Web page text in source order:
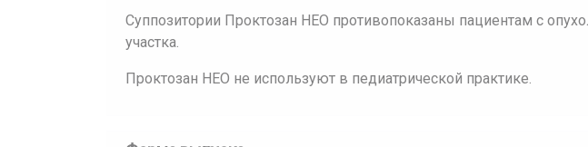
Суппозитории Проктозан НЕО противопоказаны пациентам с
участка.
Проктозан НЕО не используют в педиатрической практике.